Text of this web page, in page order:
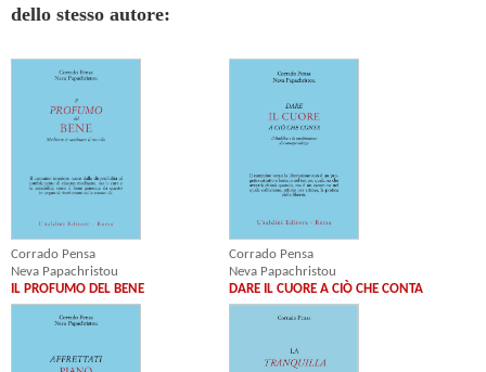
dello stesso autore:
Corrado Pensa
Neva Papachristou
IL PROFUMO DEL BENE
Corrado Pensa
Neva Papachristou
DARE IL CUORE A CIÒ CHE CONTA